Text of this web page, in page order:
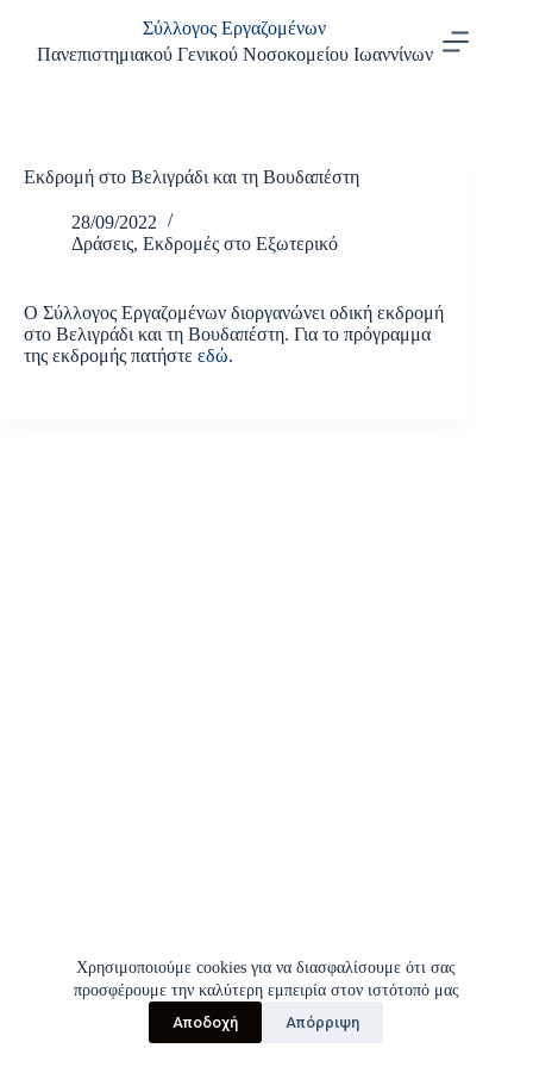
περιεχόμενο
Χρησιμοποιούμε cookies για να διασφαλίσουμε ότι σας
προσφέρουμε την καλύτερη εμπειρία στον ιστότοπό μας
Αποδοχή
Απόρριψη
Σύλλογος Εργαζομένων
Πανεπιστημιακού Γενικού Νοσοκομείου Ιωαννίνων
Εκδρομή στο Βελιγράδι και τη Βουδαπέστη
28/09/2022
Δράσεις, Εκδρομές στο Εξωτερικό
Ο Σύλλογος Εργαζομένων διοργανώνει οδική εκδρομή
στο Βελιγράδι και τη Βουδαπέστη. Για το πρόγραμμα
της εκδρομής πατήστε εδώ.